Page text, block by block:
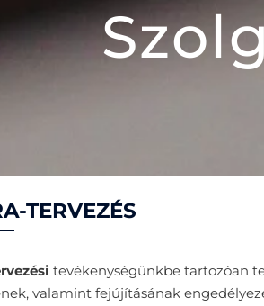
TERVEZÉS
tevékenységünkbe tartozóan
valamint fejújításának